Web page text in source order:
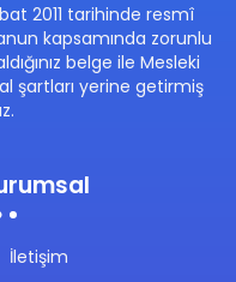
2011 tarihinde resmî
kapsamında zorunlu
belge ile Mesleki
şartları yerine getirmiş
İletişim